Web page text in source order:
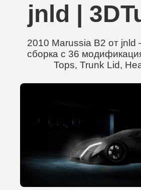
jnld |
2010 Marussia B2 от jnld
сборка с 36
Tops, Trunk Lid,